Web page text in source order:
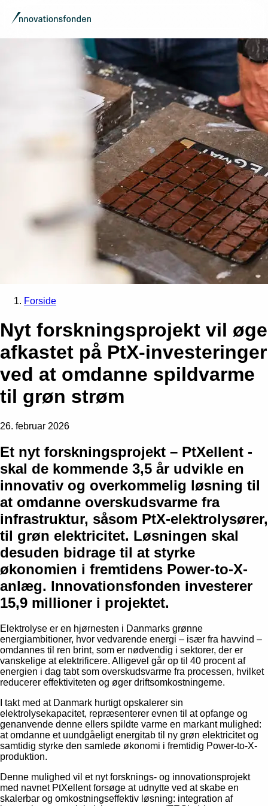
Forside
Nyt forskningsprojekt vil øge
afkastet på PtX-investeringer
ved at omdanne spildvarme
til grøn strøm
26. februar 2026
Et nyt forskningsprojekt – PtXellent -
skal de kommende 3,5 år udvikle en
innovativ og overkommelig løsning til
at omdanne overskudsvarme fra
infrastruktur, såsom PtX-elektrolysører,
til grøn elektricitet. Løsningen skal
desuden bidrage til at styrke
økonomien i fremtidens Power-to-X-
anlæg. Innovationsfonden investerer
15,9 millioner i projektet.
Elektrolyse er en hjørnesten i Danmarks grønne
energiambitioner, hvor vedvarende energi – især fra havvind –
omdannes til ren brint, som er nødvendig i sektorer, der er
vanskelige at elektrificere. Alligevel går op til 40 procent af
energien i dag tabt som overskudsvarme fra processen, hvilket
reducerer effektiviteten og øger driftsomkostningerne.
I takt med at Danmark hurtigt opskalerer sin
elektrolysekapacitet, repræsenterer evnen til at opfange og
genanvende denne ellers spildte varme en markant mulighed:
at omdanne et uundgåeligt energitab til ny grøn elektricitet og
samtidig styrke den samlede økonomi i fremtidig Power-to-X-
produktion.
Denne mulighed vil et nyt forsknings- og innovationsprojekt
med navnet PtXellent forsøge at udnytte ved at skabe en
skalerbar og omkostningseffektiv løsning: integration af